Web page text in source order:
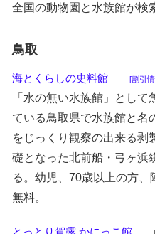
全国の動物園と水族館が検
鳥取
海とくらしの史料館 [割引
「水の無い水族館」とし
ている鳥取県で水族館と名
をじっくり観察の出来る剥
礎となった北前船・弓ヶ浜
る。幼児、70歳以上の方
無料。
とっとり賀露 かにっこ館